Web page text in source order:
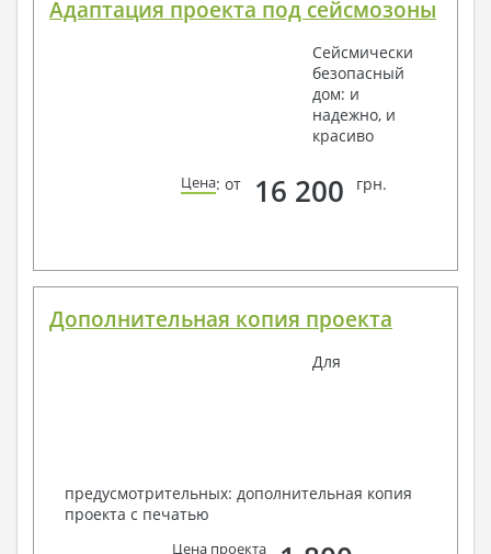
Адаптация проекта под сейсмозоны
Сейсмически
безопасный
дом: и
надежно, и
красиво
Цена: от 16 200 грн.
Дополнительная копия проекта
Для
предусмотрительных: дополнительная копия
проекта с печатью
Цена проекта